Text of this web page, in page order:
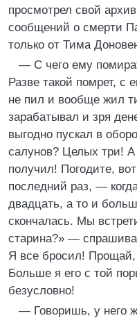
просмотрел свой
сообщений о смерти
только от Тима
— С чего ему
Разве такой помрет,
не пил и вообще жил
зарабатывал и зря
выгодно пускал в
салунов? Целых три! А
получил! Погодите,
последний раз, —
двадцать, а то и
скончалась. Мы
старина?» —
Я все бросил!
Больше я его с той
безусловно!
— Говоришь, у него